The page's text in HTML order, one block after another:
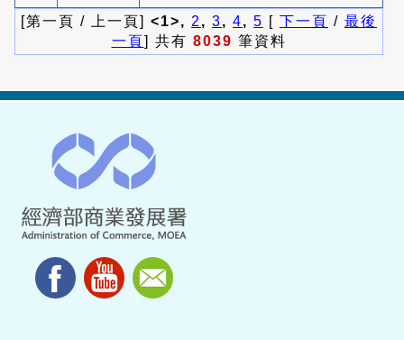
[第一頁 / 上一頁] <1>, 2 , 3, 4, 5 [ 下一頁 / 最後
一頁] 共有 8039 筆資料